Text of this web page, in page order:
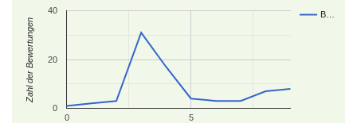
B…
0 5
0
20
40
Zahl der Bewertungen